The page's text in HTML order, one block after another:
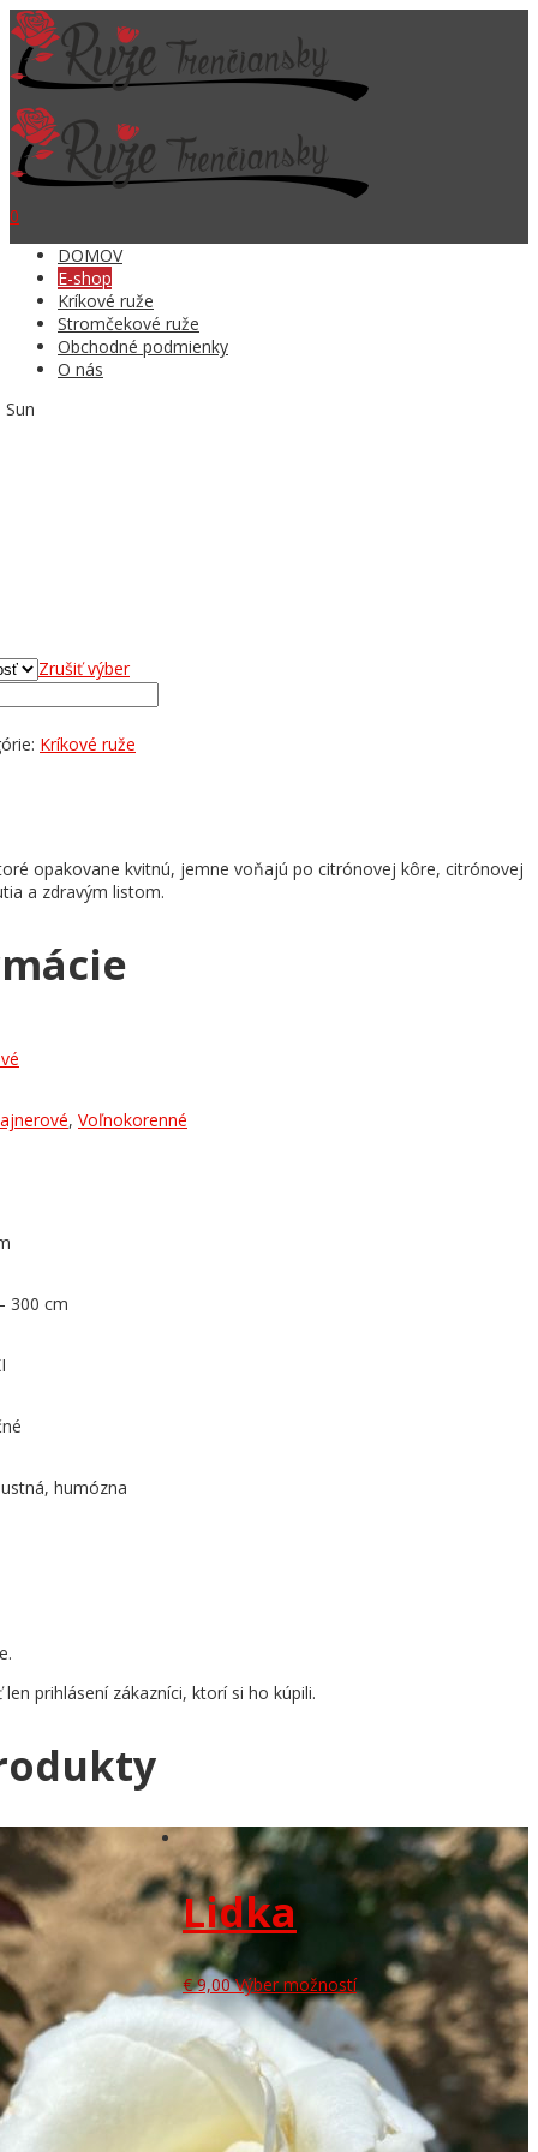
0
DOMOV
E-shop
Kríkové ruže
Stromčekové ruže
Obchodné podmienky
O nás
Zrušiť výber
Kríkové ruže
opakovane kvitnú, jemne voňajú po citrónovej kôre, citrónovej
a zdravým listom.
, Voľnokorenné
300 cm
humózna
prihlásení zákazníci, ktorí si ho kúpili.
Lidka
€9,00 Výber možností